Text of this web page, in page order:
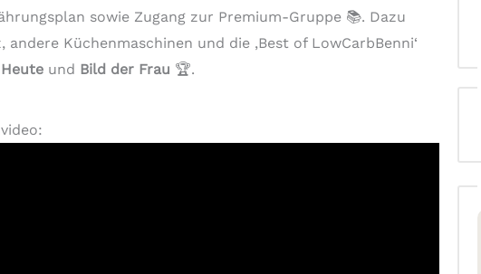
sowie Zugang zur Premium-Gruppe 📚. Dazu
Küchenmaschinen und die ‚Best of LowCarbBenni‘
und Bild der Frau 🏆.